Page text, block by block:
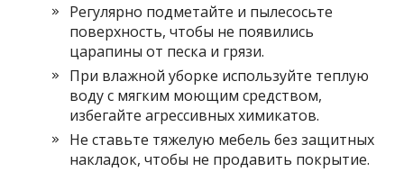
Регулярно подметайте и пылесосьте
поверхность, чтобы не появились
царапины от песка и грязи.
При влажной уборке используйте теплую
воду с мягким моющим средством,
избегайте агрессивных химикатов.
Не ставьте тяжелую мебель без защитных
накладок, чтобы не продавить покрытие.